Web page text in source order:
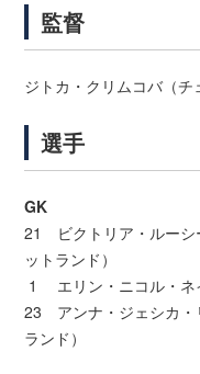
監督
ジトカ・クリムコバ（チ
選手
GK
21 ビクトリア・ルーシ
ットランド）
1 エリン・ニコル・ネ
23 アンナ・ジェシカ・
ランド）